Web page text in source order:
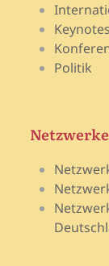
Keynotes
Politik
Netzwerke